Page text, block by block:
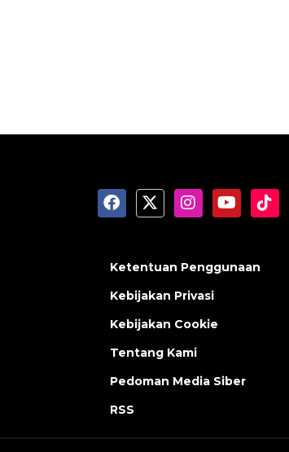
Ketentuan Penggunaan
Kebijakan Privasi
Kebijakan Cookie
Tentang Kami
Pedoman Media Siber
RSS